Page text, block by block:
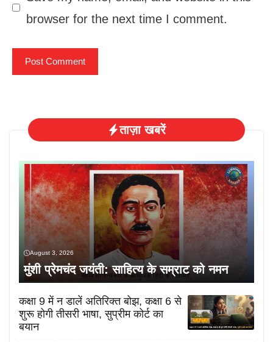
browser for the next time I comment.
ताज़ा खबरें
August 3, 2026
मुंशी प्रेमचंद जयंती: साहित्य के सम्राट को नमन
कक्षा 9 में न डालें अतिरिक्त बोझ, कक्षा 6 से
शुरू होगी तीसरी भाषा, सुप्रीम कोर्ट का
बयान